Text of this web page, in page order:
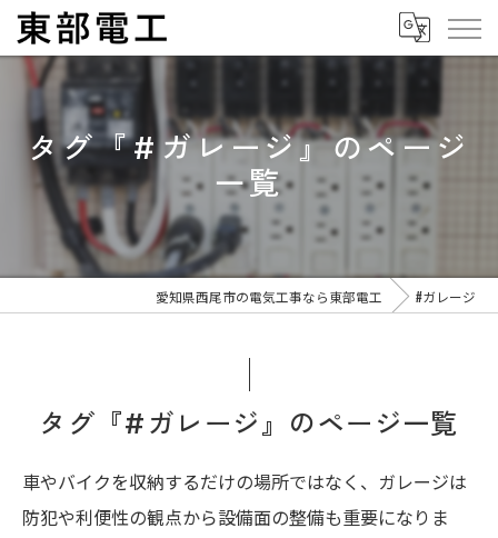
タグ『#ガレージ』のページ
一覧
愛知県西尾市の電気工事なら東部電工 #ガレージ
タグ『#ガレージ』のページ一覧
車やバイクを収納するだけの場所ではなく、ガレージは
防犯や利便性の観点から設備面の整備も重要になりま